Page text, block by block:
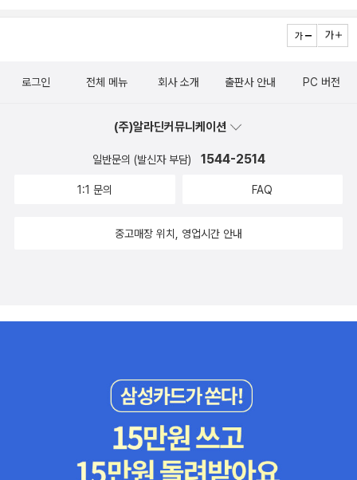
로그인 전체 메뉴 회사 소개 출판사 안내 PC 버전
(주)알라딘커뮤니케이션
일반문의 (발신자 부담) 1544-2514
1:1 문의 FAQ
중고매장 위치, 영업시간 안내